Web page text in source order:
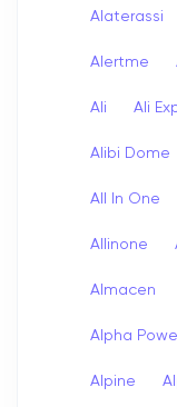
Alaterassi
Alertme
Ali Ali
Alibi Dome
All In One
Allinone
Almacen
Alpha
Alpine